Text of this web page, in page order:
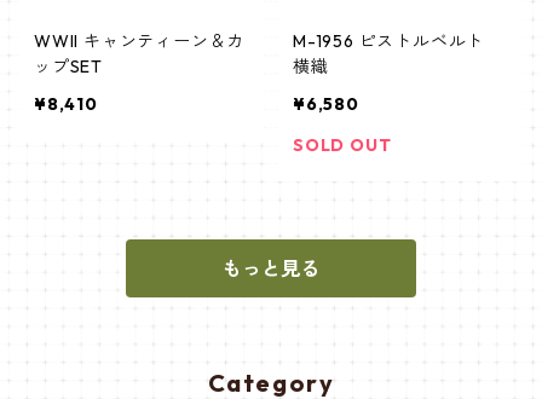
WWII キャンティーン＆カ
ップSET
¥8,410
M-1956 ピストルベルト
横織
¥6,580
SOLD OUT
もっと見る
Category